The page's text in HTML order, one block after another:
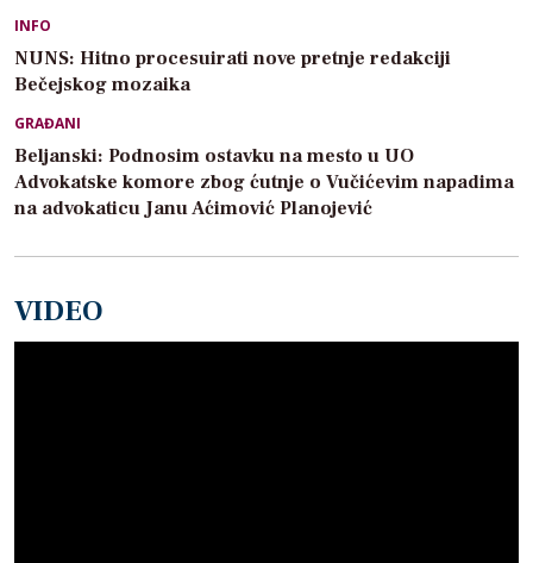
INFO
NUNS: Hitno procesuirati nove pretnje redakciji
Bečejskog mozaika
GRAĐANI
Beljanski: Podnosim ostavku na mesto u UO
Advokatske komore zbog ćutnje o Vučićevim napadima
na advokaticu Janu Aćimović Planojević
VIDEO